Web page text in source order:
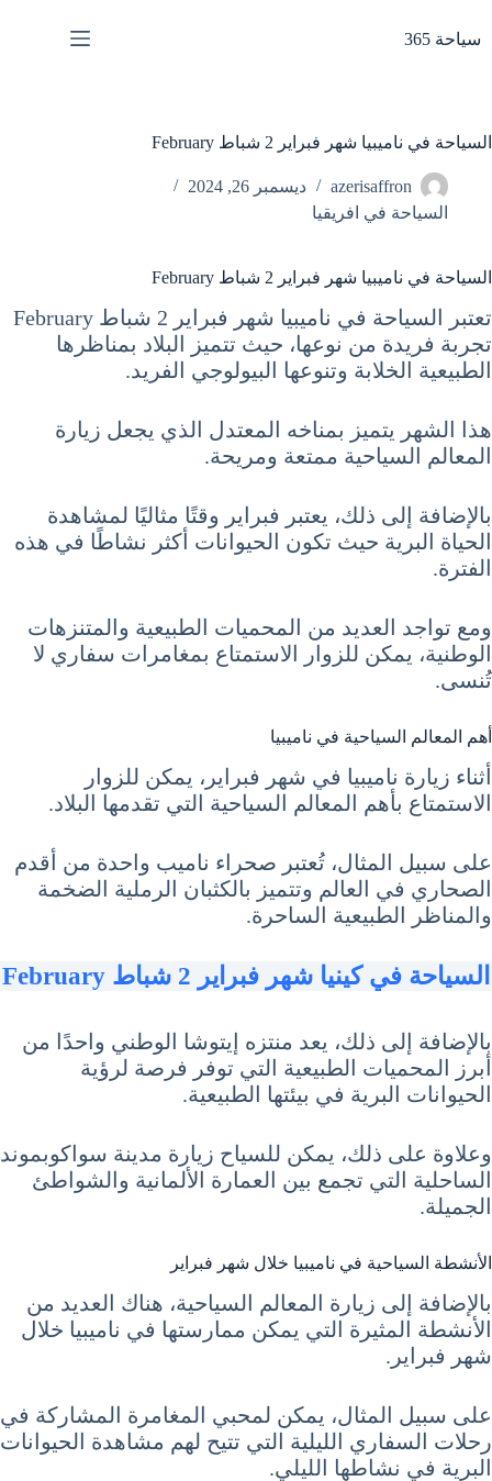
المحتوى
سياحة 365
السياحة في ناميبيا شهر فبراير 2 شباط February
azerisaffron
ديسمبر 26, 2024
السياحة في افريقيا
السياحة في ناميبيا شهر فبراير 2 شباط February
تعتبر السياحة في ناميبيا شهر فبراير 2 شباط February
تجربة فريدة من نوعها، حيث تتميز البلاد بمناظرها
الطبيعية الخلابة وتنوعها البيولوجي الفريد.
هذا الشهر يتميز بمناخه المعتدل الذي يجعل زيارة
المعالم السياحية ممتعة ومريحة.
بالإضافة إلى ذلك، يعتبر فبراير وقتًا مثاليًا لمشاهدة
الحياة البرية حيث تكون الحيوانات أكثر نشاطًا في هذه
الفترة.
ومع تواجد العديد من المحميات الطبيعية والمتنزهات
الوطنية، يمكن للزوار الاستمتاع بمغامرات سفاري لا
تُنسى.
أهم المعالم السياحية في ناميبيا
أثناء زيارة ناميبيا في شهر فبراير، يمكن للزوار
الاستمتاع بأهم المعالم السياحية التي تقدمها البلاد.
على سبيل المثال، تُعتبر صحراء ناميب واحدة من أقدم
الصحاري في العالم وتتميز بالكثبان الرملية الضخمة
والمناظر الطبيعية الساحرة.
السياحة في كينيا شهر فبراير 2 شباط February
بالإضافة إلى ذلك، يعد منتزه إيتوشا الوطني واحدًا من
أبرز المحميات الطبيعية التي توفر فرصة لرؤية
الحيوانات البرية في بيئتها الطبيعية.
وعلاوة على ذلك، يمكن للسياح زيارة مدينة سواكوبموند
الساحلية التي تجمع بين العمارة الألمانية والشواطئ
الجميلة.
الأنشطة السياحية في ناميبيا خلال شهر فبراير
بالإضافة إلى زيارة المعالم السياحية، هناك العديد من
الأنشطة المثيرة التي يمكن ممارستها في ناميبيا خلال
شهر فبراير.
على سبيل المثال، يمكن لمحبي المغامرة المشاركة في
رحلات السفاري الليلية التي تتيح لهم مشاهدة الحيوانات
البرية في نشاطها الليلي.